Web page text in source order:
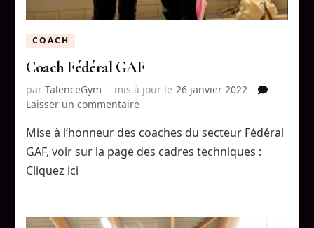
COACH
Coach Fédéral GAF
parTalenceGym mis à jour le 26 janvier 2022
Laisser un commentairesur
Fédéral
GAF
Mise à l’honneur des coaches du secteur Fédéral
GAF, voir sur la page des cadres techniques :
Cliquez ici